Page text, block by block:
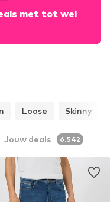
met tot wel
Loose Skinny
Jouw deals 6.542